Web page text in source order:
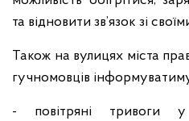
та відновити зв’язок зі
Також на вулицях міста
гучномовців
- повітряні тривоги